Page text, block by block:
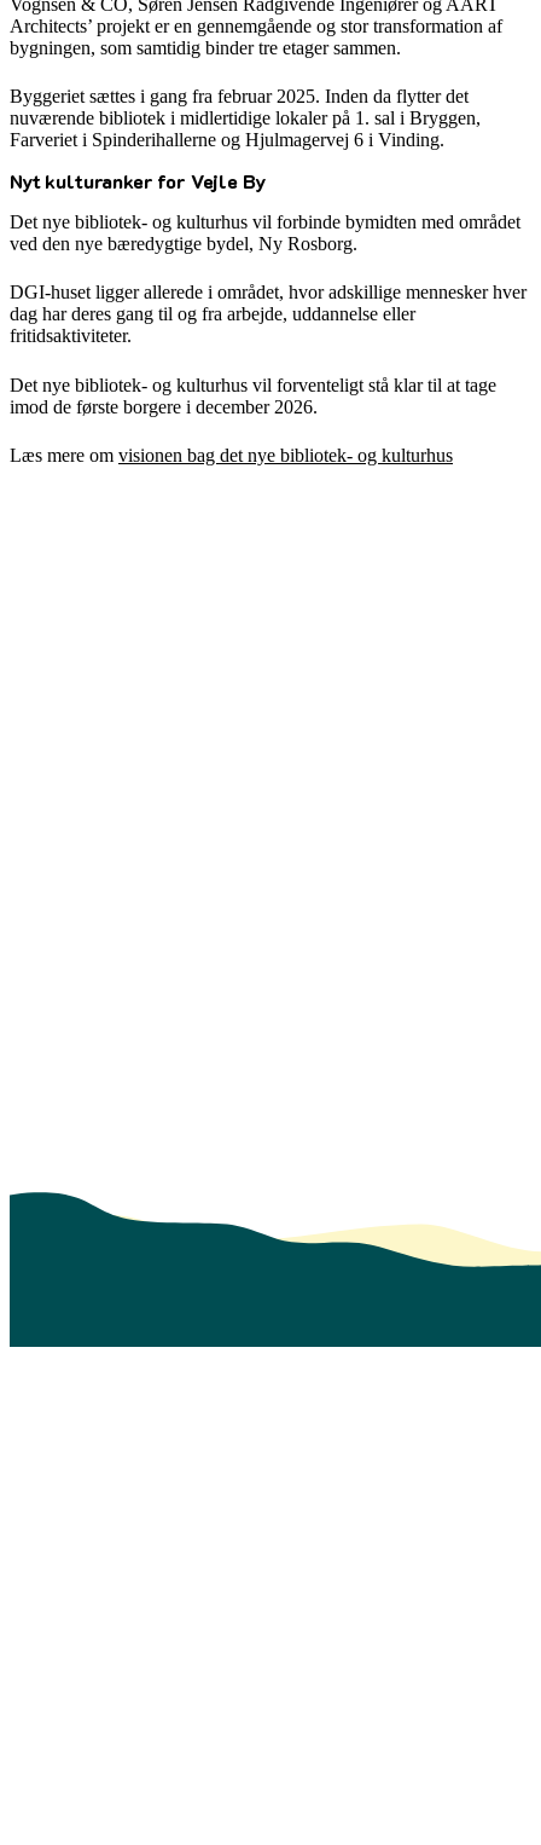
Architects’ projekt er en gennemgående og stor transformation af
bygningen, som samtidig binder tre etager sammen.
Byggeriet sættes i gang fra februar 2025. Inden da flytter det
nuværende bibliotek i midlertidige lokaler på 1. sal i Bryggen,
Farveriet i Spinderihallerne og Hjulmagervej 6 i Vinding.
Nyt kulturanker for Vejle By
Det nye bibliotek- og kulturhus vil forbinde bymidten med området
ved den nye bæredygtige bydel, Ny Rosborg.
DGI-huset ligger allerede i området, hvor adskillige mennesker hver
dag har deres gang til og fra arbejde, uddannelse eller
fritidsaktiviteter.
Det nye bibliotek- og kulturhus vil forventeligt stå klar til at tage
imod de første borgere i december 2026.
Læs mere om visionen bag det nye bibliotek- og kulturhus